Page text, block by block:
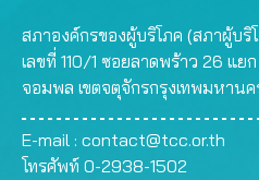
สภาองค์กรของผู้บริโภค (สภาผู้บริ
เลขที่ 110/1 ซอยลาดพร้าว 26 แย
จอมพล เขตจตุจักรกรุงเทพมหาน
E-mail : contact@tcc.or.th
โทรศัพท์ 0-2938-1502